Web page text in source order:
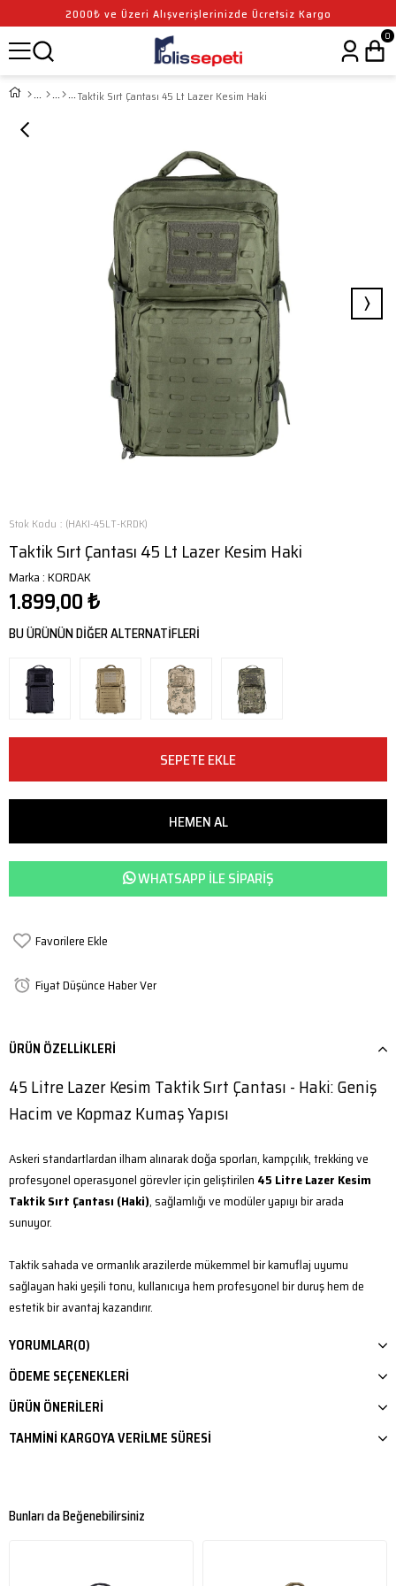
2000₺ ve Üzeri Alışverişlerinizde Ücretsiz Kargo
0
Taktik Sırt Çantası 45 Lt Lazer Kesim Haki
›
Stok Kodu (HAKI-45LT-KRDK)
Taktik Sırt Çantası 45 Lt Lazer Kesim Haki
Marka:KORDAK
1.899,00 ₺
BU ÜRÜNÜN DİĞER ALTERNATİFLERİ
WHATSAPP ILE SIPARIŞ
Favorilere Ekle
Fiyat Düşünce Haber Ver
ÜRÜN ÖZELLIKLERI
45 Litre Lazer Kesim Taktik Sırt Çantası - Haki: Geniş
Hacim ve Kopmaz Kumaş Yapısı
Askeri standartlardan ilham alınarak doğa sporları, kampçılık, trekking ve
profesyonel operasyonel görevler için geliştirilen 45 Litre Lazer Kesim
Taktik Sırt Çantası (Haki), sağlamlığı ve modüler yapıyı bir arada
sunuyor.
Taktik sahada ve ormanlık arazilerde mükemmel bir kamuflaj uyumu
sağlayan haki yeşili tonu, kullanıcıya hem profesyonel bir duruş hem de
estetik bir avantaj kazandırır.
Ağır yükler altında dahi üstün performans göstermesi için en ince
ayrıntısına kadar tescillenmiş bir mühendislikle üretilmiştir.
Orijinal Lazer Kesim Detayları ve Modüler Genişletilebilirlik
YORUMLAR(0)
ÖDEME SEÇENEKLERI
ÜRÜN ÖNERILERI
TAHMINI KARGOYA VERILME SÜRESI
Bunları da Beğenebilirsiniz